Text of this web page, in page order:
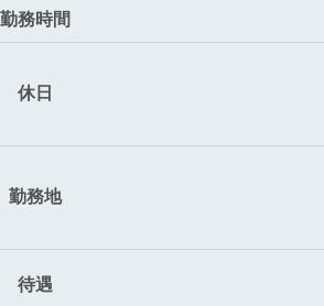
勤務時間
休日
勤務地
待遇